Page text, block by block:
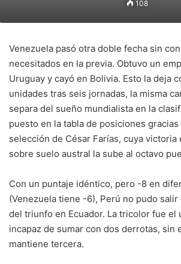
108
Venezuela pasó otra doble fecha sin
necesitados en la previa. Obtuvo un
Uruguay y cayó en Bolivia. Esto la deja
unidades tras seis jornadas, la misma
separa del sueño mundialista en la
puesto en la tabla de posiciones
selección de César Farías, cuya victoria
sobre suelo austral la sube al octavo
Con un puntaje idéntico, pero -8 en
(Venezuela tiene -6), Perú no pudo
del triunfo en Ecuador. La tricolor fue el
incapaz de sumar con dos derrotas, sin
mantiene tercera.